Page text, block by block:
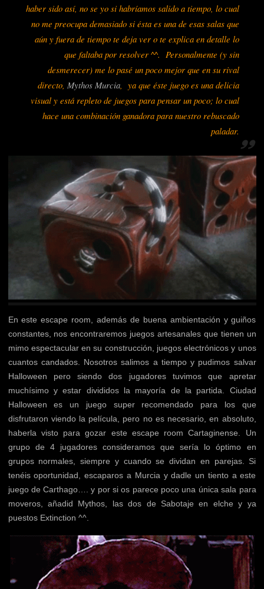
haber sido así, no se yo si habríamos salido a tiempo, lo cual
no me preocupa demasiado si ésta es una de esas salas que
aún y fuera de tiempo te deja ver o te explica en detalle lo
que faltaba por resolver ^^. Personalmente (y sin
desmerecer) me lo pasé un poco mejor que en su rival
directo, Mythos Murcia, ya que éste juego es una delicia
visual y está repleto de juegos para pensar un poco; lo cual
hace una combinación ganadora para nuestro rebuscado
paladar.
En este escape room, además de buena ambientación y guiños
constantes, nos encontraremos juegos artesanales que tienen un
mimo espectacular en su construcción, juegos electrónicos y unos
cuantos candados. Nosotros salimos a tiempo y pudimos salvar
Halloween pero siendo dos jugadores tuvimos que apretar
muchísimo y estar divididos la mayoría de la partida. Ciudad
Halloween es un juego super recomendado para los que
disfrutaron viendo la película, pero no es necesario, en absoluto,
haberla visto para gozar este escape room Cartaginense. Un
grupo de 4 jugadores consideramos que sería lo óptimo en
grupos normales, siempre y cuando se dividan en parejas. Si
tenéis oportunidad, escaparos a Murcia y dadle un tiento a este
juego de Carthago…. y por si os parece poco una única sala para
moveros, añadid
Mythos, las dos de Sabotaje en elche y ya
puestos Extinction ^^.